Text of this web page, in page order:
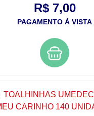
R$ 7,00
PAGAMENTO À VISTA